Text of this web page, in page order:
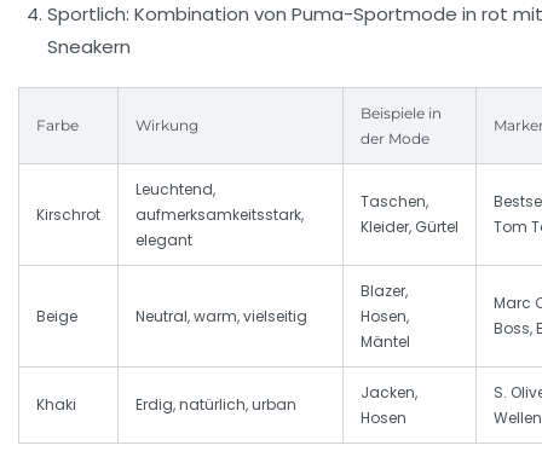
Sportlich: Kombination von Puma-Sportmode in rot
Sneakern
Farbe Wirkung
Beispiele in
der Mode
Kirschrot
Leuchtend,
aufmerksamkeitsstark,
elegant
Taschen,
Kleider, Gürtel
Tom
Beige Neutral, warm, vielseitig
Blazer,
Hosen,
Mäntel
Marc
Boss,
Khaki Erdig, natürlich, urban
Jacken,
Hosen
S.